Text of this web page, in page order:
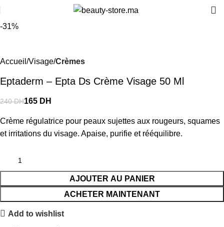
-31%
Accueil Visage Crèmes
Eptaderm – Epta Ds Crème Visage 50 Ml
240DH165 DH
Crème régulatrice pour peaux sujettes aux rougeurs, squames
et irritations du visage. Apaise, purifie et rééquilibre.
AJOUTER AU PANIER
ACHETER MAINTENANT
Add to wishlist